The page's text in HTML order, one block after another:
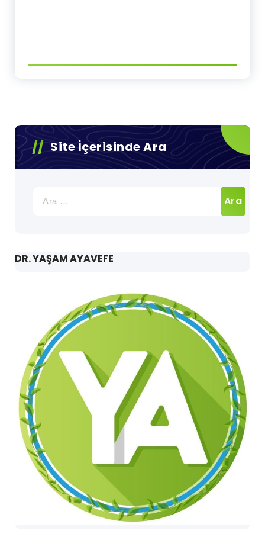
Site İçerisinde Ara
DR. YAŞAM AYAVEFE